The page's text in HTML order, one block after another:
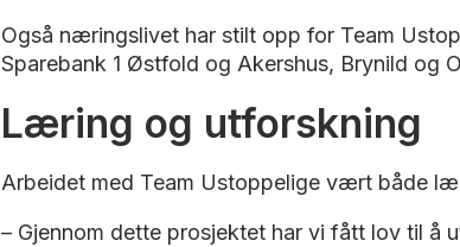
Også næringslivet har stilt opp for Team
Sparebank 1 Østfold og Akershus, Brynild og
Læring og utforskning
Arbeidet med Team Ustoppelige vært både
– Gjennom dette prosjektet har vi fått lov til å